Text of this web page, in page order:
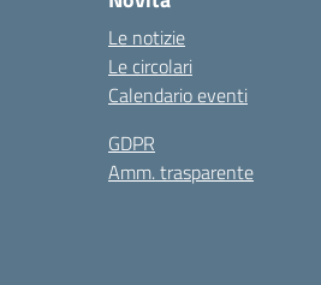
Le notizie
Le circolari
Calendario eventi
GDPR
Amm. trasparente